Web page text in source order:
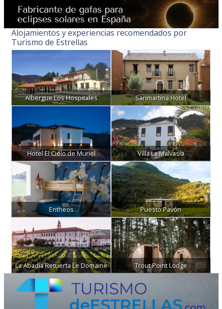
Alojamientos y experiencias recomendados por
Turismo de Estrellas
Albergue Los Hospitales Sanmartina Hotel
Hotel El Cielo de Muriel Villa La Malvasía
Entheos Puesto Pavón
La Abadía Retuerta Le Domaine Trout Point Lodge